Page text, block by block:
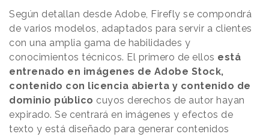
Según detallan desde Adobe, Firefly se compondrá
de varios modelos, adaptados para servir a clientes
con una amplia gama de habilidades y
conocimientos técnicos. El primero de ellos está
entrenado en imágenes de Adobe Stock,
contenido con licencia abierta y contenido de
dominio público cuyos derechos de autor hayan
expirado. Se centrará en imágenes y efectos de
texto y está diseñado para generar contenidos